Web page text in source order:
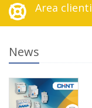
Area clienti
News